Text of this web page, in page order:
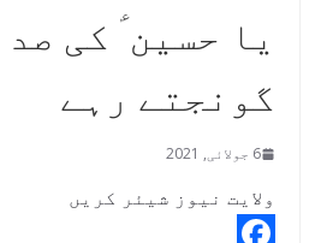
یا حسین ؑ کی
گونجتے رہے
6 جولائی, 2021
ولایت نیوز شیئر کریں